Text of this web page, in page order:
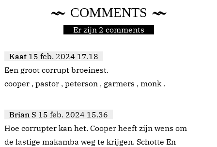
COMMENTS
Er zijn 2 comments
Kaat 15 feb. 2024 17.18
Een groot corrupt broeinest.
cooper , pastor , peterson , garmers , monk .
Brian S 15 feb. 2024 15.36
Hoe corrupter kan het. Cooper heeft zijn wens om
de lastige makamba weg te krijgen. Schotte En